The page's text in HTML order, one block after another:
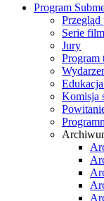
Program
Przegląd
Serie
Jury
Program
Komisja